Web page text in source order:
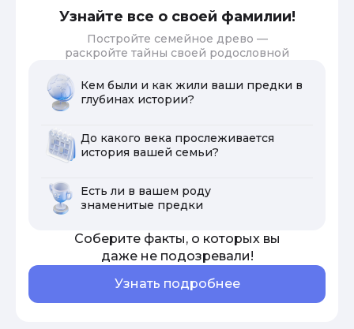
Узнайте все о своей фамилии!
Постройте семейное древо —
раскройте тайны своей родословной
Кем были и как жили ваши предки в
глубинах истории?
До какого века прослеживается
история вашей семьи?
Есть ли в вашем роду
знаменитые предки
Соберите факты, о которых вы
даже не подозревали!
Узнать подробнее